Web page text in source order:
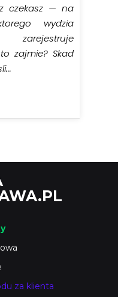
za klienta
czekasz — na
wydzia
zajmie? Skad